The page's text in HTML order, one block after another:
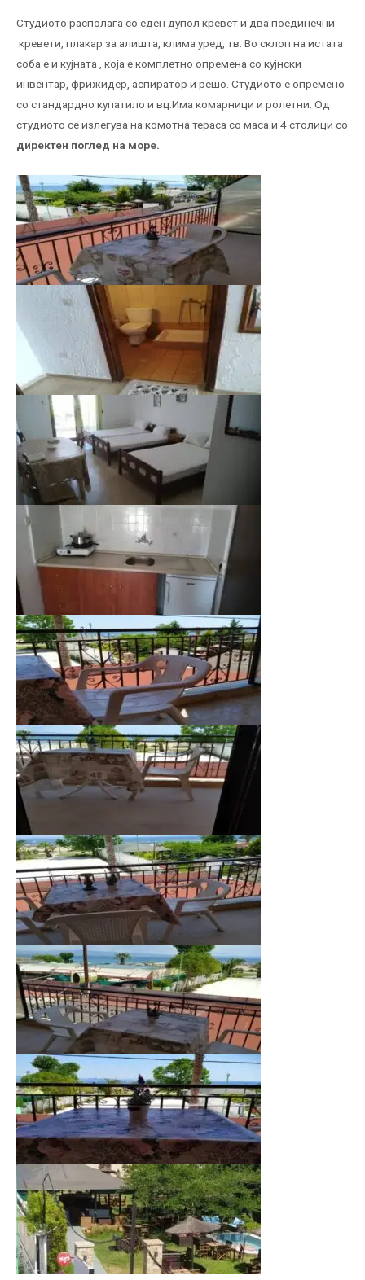
Студиото располага со еден дупол кревет и два поединечни
кревети, плакар за алишта, клима уред, тв. Во склоп на истата
соба е и кујната , која е комплетно опремена со кујнски
инвентар, фрижидер, аспиратор и решо. Студиото е опремено
со стандардно купатило и вц.Има комарници и ролетни. Од
студиото се излегува на комотна тераса со маса и 4 столици со
директен поглед на море.